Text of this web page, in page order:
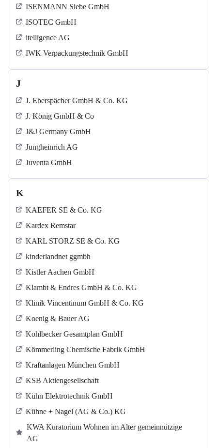
ISENMANN Siebe GmbH
ISOTEC GmbH
itelligence AG
IWK Verpackungstechnik GmbH
J
J. Eberspächer GmbH & Co. KG
J. König GmbH & Co
J&J Germany GmbH
Jungheinrich AG
Juventa GmbH
K
KAEFER SE & Co. KG
Kardex Remstar
KARL STORZ SE & Co. KG
kinderlandnet ggmbh
Kistler Aachen GmbH
Klambt & Endres GmbH & Co. KG
Klinik Vincentinum GmbH & Co. KG
Koenig & Bauer AG
Kohlbecker Gesamtplan GmbH
Kömmerling Chemische Fabrik GmbH
Kraftanlagen München GmbH
KSB Aktiengesellschaft
Kühn Elektrotechnik GmbH
Kühne + Nagel (AG & Co.) KG
KWA Kuratorium Wohnen im Alter gemeinnützige
AG